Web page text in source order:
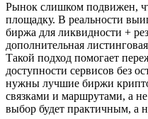
Рынок слишком подвижен,
площадку. В реальности
биржа для ликвидности +
дополнительная
Такой подход помогает
доступности сервисов без
нужны лучшие биржи
связками и маршрутами, а
выбор будет практичным, а